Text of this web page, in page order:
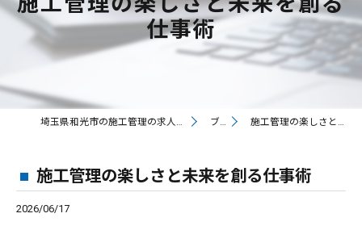
仕事術
埼玉県和光市の施工管理の求人なら紀和建設工業株式会社 ブログ 施工管理の楽しさと未来を創る仕事術
施工管理の楽しさと未来を創る仕事術
2026/06/17